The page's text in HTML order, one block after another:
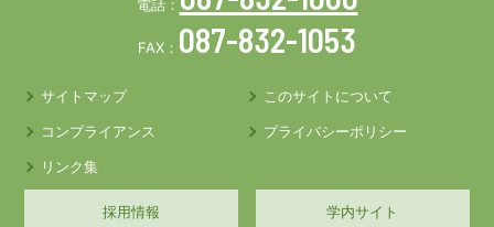
電話：
FAX： 087-832-1053
サイトマップ
このサイトについて
コンプライアンス
プライバシーポリシー
リンク集
採用情報 学内サイト